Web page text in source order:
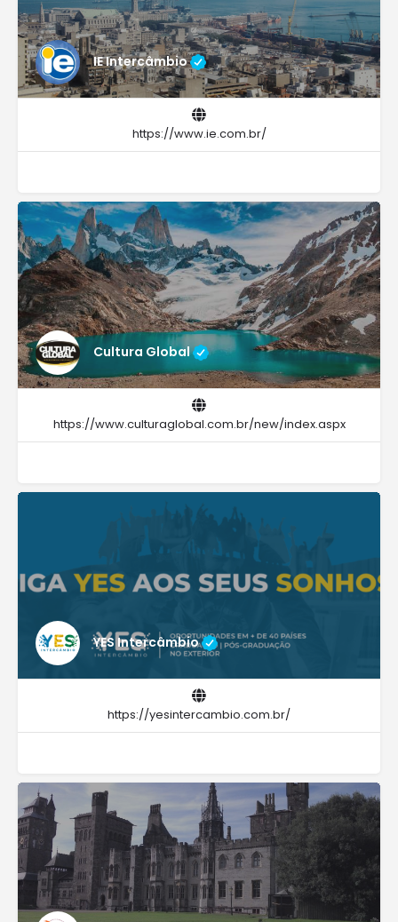
IE Intercâmbio
https://www.ie.com.br/
Cultura Global
https://www.culturaglobal.com.br/new/index.aspx
YES Intercâmbio
https://yesintercambio.com.br/